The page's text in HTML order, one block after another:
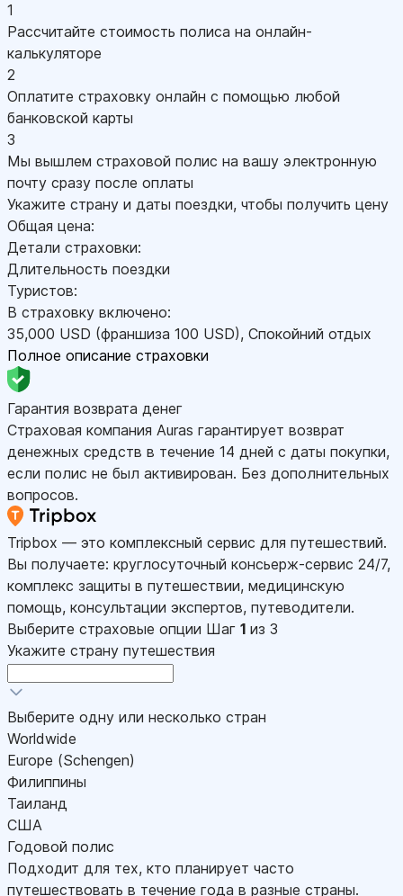
1
Рассчитайте стоимость полиса на онлайн-
калькуляторе
2
Оплатите страховку онлайн с помощью любой
банковской карты
3
Мы вышлем страховой полис на вашу электронную
почту сразу после оплаты
Укажите страну и даты поездки, чтобы получить цену
Общая цена:
Детали страховки:
Длительность поездки
Туристов:
В страховку включено:
35,000 USD (франшиза 100 USD), Спокойний отдых
Полное описание страховки
Гарантия возврата денег
Страховая компания Auras гарантирует возврат
денежных средств в течение 14 дней с даты покупки,
если полис не был активирован. Без дополнительных
вопросов.
Tripbox — это комплексный сервис для путешествий.
Вы получаете: круглосуточный консьерж-сервис 24/7,
комплекс защиты в путешествии, медицинскую
помощь, консультации экспертов, путеводители.
Выберите страховые опции Шаг 1 из 3
Укажите страну путешествия
Выберите одну или несколько стран
Worldwide
Europe (Schengen)
Филиппины
Таиланд
США
Годовой полис
Подходит для тех, кто планирует часто
путешествовать в течение года в разные страны.